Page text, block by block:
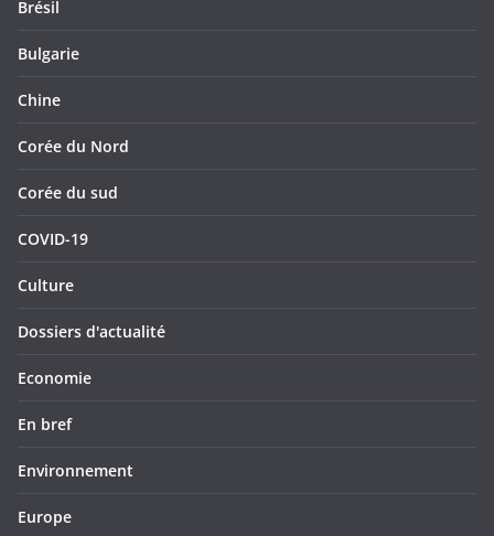
Brésil
Bulgarie
Chine
Corée du Nord
Corée du sud
COVID-19
Culture
Dossiers d'actualité
Economie
En bref
Environnement
Europe